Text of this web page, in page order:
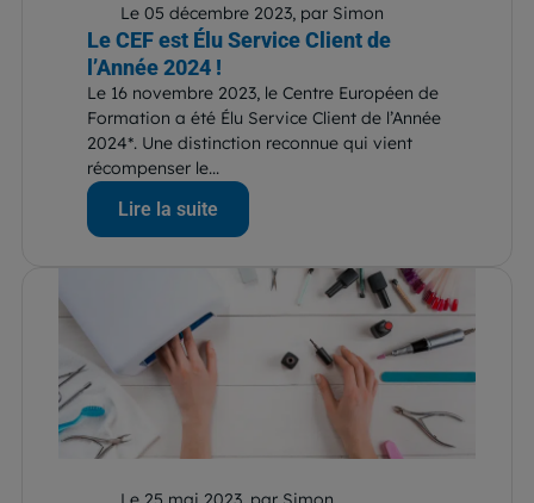
Le 05 décembre 2023, par Simon
Le CEF est Élu Service Client de
l’Année 2024 !
Le 16 novembre 2023, le Centre Européen de
Formation a été Élu Service Client de l’Année
2024*. Une distinction reconnue qui vient
récompenser le...
Lire la suite